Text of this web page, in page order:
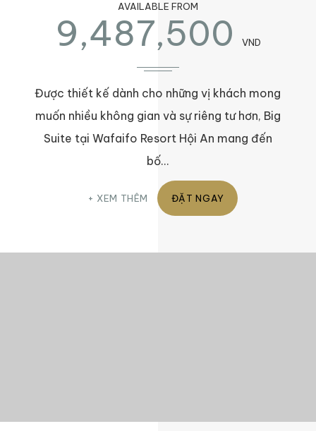
AVAILABLE FROM
9,487,500 VND
Được thiết kế dành cho những vị khách mong
muốn nhiều không gian và sự riêng tư hơn, Big
Suite tại Wafaifo Resort Hội An mang đến
bố…
XEM THÊM ĐẶT NGAY